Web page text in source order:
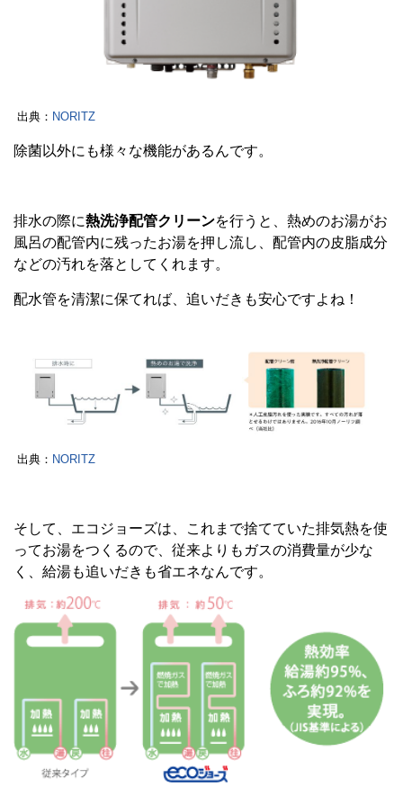
出典： NORITZ
除菌以外にも様々な機能があるんです。
排水の際に熱洗浄配管クリーンを行うと、熱めのお湯がお
風呂の配管内に残ったお湯を押し流し、配管内の皮脂成分
などの汚れを落としてくれます。
配水管を清潔に保てれば、追いだきも安心ですよね！
出典： NORITZ
そして、エコジョーズは、これまで捨てていた排気熱を使
ってお湯をつくるので、従来よりもガスの消費量が少な
く、給湯も追いだきも省エネなんです。